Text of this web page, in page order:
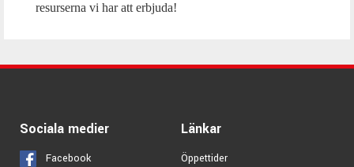
resurserna vi har att erbjuda!
Sociala medier
Facebook
Länkar
Öppettider